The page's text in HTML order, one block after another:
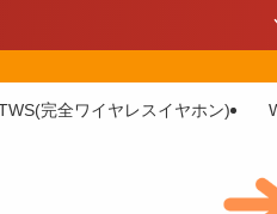
完全ワイヤレスイヤホン)